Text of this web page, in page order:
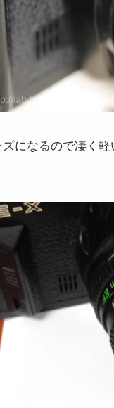
になるので凄く